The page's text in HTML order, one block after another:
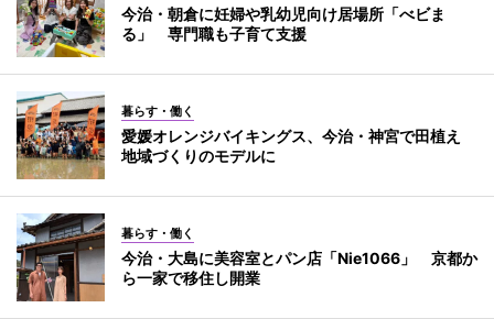
今治・朝倉に妊婦や乳幼児向け居場所「べビま
る」 専門職も子育て支援
暮らす・働く
愛媛オレンジバイキングス、今治・神宮で田植え
地域づくりのモデルに
暮らす・働く
今治・大島に美容室とパン店「Nie1066」 京都か
ら一家で移住し開業